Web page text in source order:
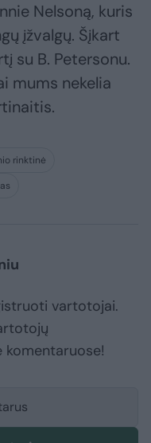
Nelsoną, kuris
įžvalgų. Šįkart
su B. Petersonu.
mums nekelia
rinktinė
vartotojai.